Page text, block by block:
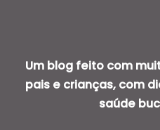
Um blog feito com
pais e crianças, com
saúde